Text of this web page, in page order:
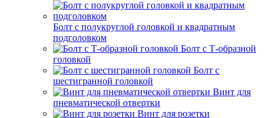
Болт с полукруглой головкой и квадратным
подголовком
Болт с Т-образной
головкой
Болт с
шестигранной головкой
Винт для
пневматической отвертки
Винт для розетки